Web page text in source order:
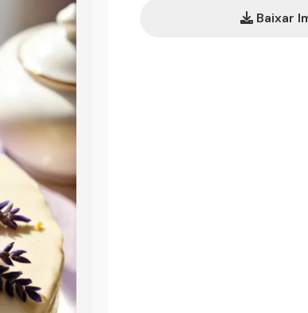
Baixar